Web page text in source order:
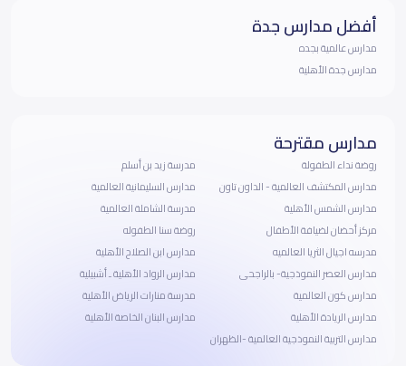
أفضل مدارس جدة
مدارس عالمية بجده
مدارس جدة الأهلية
مدارس مقترحة
روضة نداء الطفولة
مدارس المكتشف العالمية - الداون تاون
مدارس الشمس الأهلية
مركز أحضان لضيافة الأطفال
مدرسه اجيال الثريا العالميه
مدارس العصر النموذجية- بالراجحى
مدارس كون العالمية
مدارس الريادة الأهلية
مدارس التربية النموذجية العالمية -الظهران
مدرسة زيد بن أسلم
مدارس السليمانية العالمية
مدرسة الشاملة العالمية
روضة سنا الطفوله
مدارس ابن الصلاح الأهلية
مدارس الرواد الأهلية ـ أشبيلية
مدرسة منارات الرياض الأهلية
مدارس البنان الخاصة الأهلية